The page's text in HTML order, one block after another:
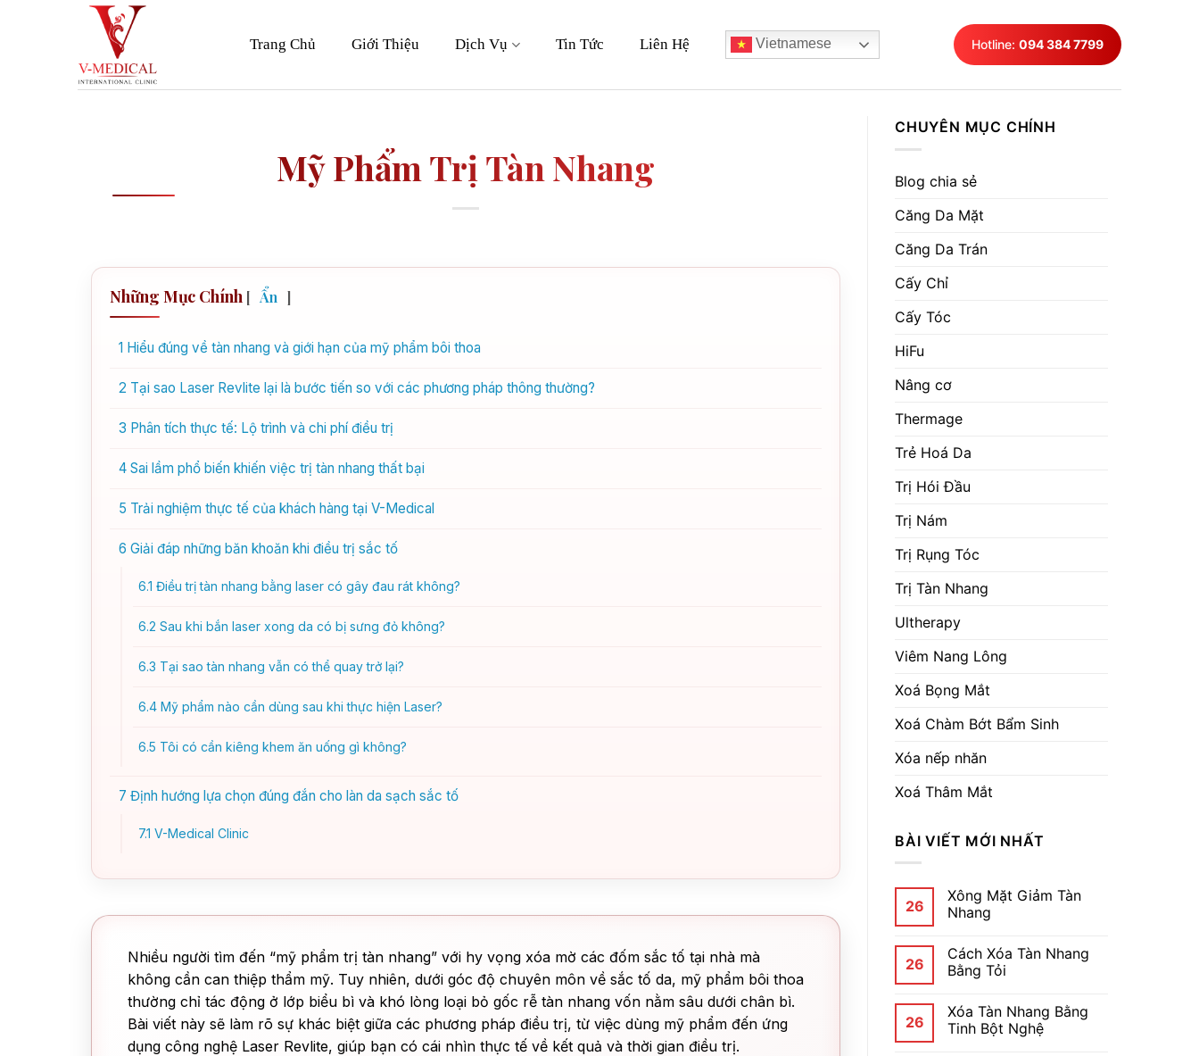
Trang Chủ Giới Thiệu Dịch Vụ Tin Tức Liên Hệ Vietnamese Hotline: 094 384 7799
Mỹ Phẩm Trị Tàn Nhang
Những Mục Chính [ Ẩn ]
1 Hiểu đúng về tàn nhang và giới hạn của mỹ phẩm bôi thoa
2 Tại sao Laser Revlite lại là bước tiến so với các phương pháp thông thường?
3 Phân tích thực tế: Lộ trình và chi phí điều trị
4 Sai lầm phổ biến khiến việc trị tàn nhang thất bại
5 Trải nghiệm thực tế của khách hàng tại V-Medical
6 Giải đáp những băn khoăn khi điều trị sắc tố
6.1 Điều trị tàn nhang bằng laser có gây đau rát không?
6.2 Sau khi bắn laser xong da có bị sưng đỏ không?
6.3 Tại sao tàn nhang vẫn có thể quay trở lại?
6.4 Mỹ phẩm nào cần dùng sau khi thực hiện Laser?
6.5 Tôi có cần kiêng khem ăn uống gì không?
7 Định hướng lựa chọn đúng đắn cho làn da sạch sắc tố
7.1 V-Medical Clinic
Nhiều người tìm đến “mỹ phẩm trị tàn nhang” với hy vọng xóa mờ các đốm sắc tố tại nhà mà
không cần can thiệp thẩm mỹ. Tuy nhiên, dưới góc độ chuyên môn về sắc tố da, mỹ phẩm bôi thoa
thường chỉ tác động ở lớp biểu bì và khó lòng loại bỏ gốc rễ tàn nhang vốn nằm sâu dưới chân bì.
Bài viết này sẽ làm rõ sự khác biệt giữa các phương pháp điều trị, từ việc dùng mỹ phẩm đến ứng
dụng công nghệ Laser Revlite, giúp bạn có cái nhìn thực tế về kết quả và thời gian điều trị.
CHUYÊN MỤC CHÍNH
Blog chia sẻ
Căng Da Mặt
Căng Da Trán
Cấy Chỉ
Cấy Tóc
HiFu
Nâng cơ
Thermage
Trẻ Hoá Da
Trị Hói Đầu
Trị Nám
Trị Rụng Tóc
Trị Tàn Nhang
Ultherapy
Viêm Nang Lông
Xoá Bọng Mắt
Xoá Chàm Bớt Bẩm Sinh
Xóa nếp nhăn
Xoá Thâm Mắt
BÀI VIẾT MỚI NHẤT
26
Xông Mặt Giảm Tàn
Nhang
26
Cách Xóa Tàn Nhang
Bằng Tỏi
26
Xóa Tàn Nhang Bằng
Tinh Bột Nghệ